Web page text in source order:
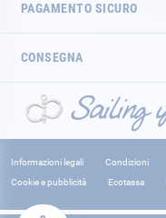
PAGAMENTO SICURO
CONSEGNA
Informazioni legali Condizioni
Cookie e pubblicità
Ecotassa